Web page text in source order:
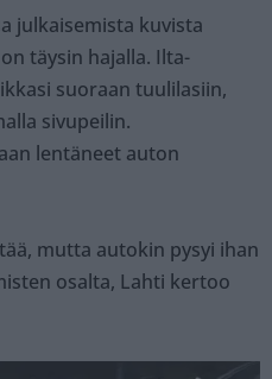
julkaisemista kuvista
täysin hajalla. Ilta-
suoraan tuulilasiin,
sivupeilin.
lentäneet auton
mutta autokin pysyi ihan
osalta, Lahti kertoo